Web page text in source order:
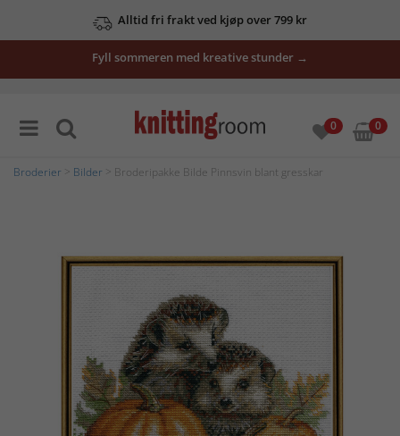
Alltid fri frakt ved kjøp over 799 kr
Fyll sommeren med kreative stunder →
0 0
Broderier Bilder > Broderipakke Bilde Pinnsvin blant gresskar